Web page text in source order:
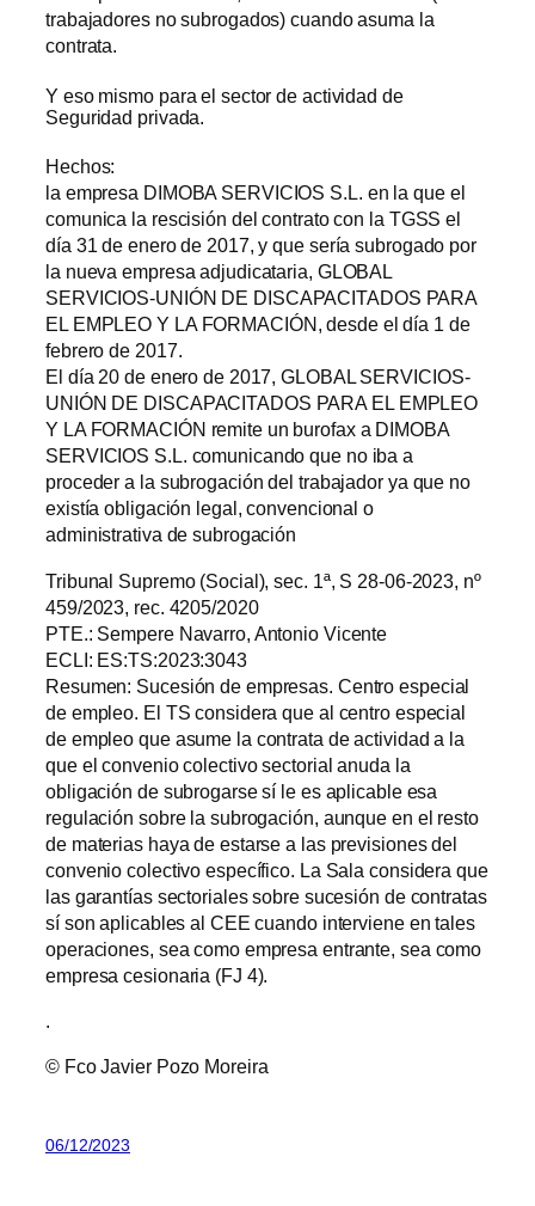
trabajadores no subrogados) cuando asuma la
contrata.
Y eso mismo para el sector de actividad de
Seguridad privada.
Hechos:
la empresa DIMOBA SERVICIOS S.L. en la que el
comunica la rescisión del contrato con la TGSS el
día 31 de enero de 2017, y que sería subrogado por
la nueva empresa adjudicataria, GLOBAL
SERVICIOS-UNIÓN DE DISCAPACITADOS PARA
EL EMPLEO Y LA FORMACIÓN, desde el día 1 de
febrero de 2017.
El día 20 de enero de 2017, GLOBAL SERVICIOS-
UNIÓN DE DISCAPACITADOS PARA EL EMPLEO
Y LA FORMACIÓN remite un burofax a DIMOBA
SERVICIOS S.L. comunicando que no iba a
proceder a la subrogación del trabajador ya que no
existía obligación legal, convencional o
administrativa de subrogación
Tribunal Supremo (Social), sec. 1ª, S 28-06-2023, nº
459/2023, rec. 4205/2020
PTE.: Sempere Navarro, Antonio Vicente
ECLI: ES:TS:2023:3043
Resumen: Sucesión de empresas. Centro especial
de empleo. El TS considera que al centro especial
de empleo que asume la contrata de actividad a la
que el convenio colectivo sectorial anuda la
obligación de subrogarse sí le es aplicable esa
regulación sobre la subrogación, aunque en el resto
de materias haya de estarse a las previsiones del
convenio colectivo específico. La Sala considera que
las garantías sectoriales sobre sucesión de contratas
sí son aplicables al CEE cuando interviene en tales
operaciones, sea como empresa entrante, sea como
empresa cesionaria (FJ 4).
.
© Fco Javier Pozo Moreira
06/12/2023